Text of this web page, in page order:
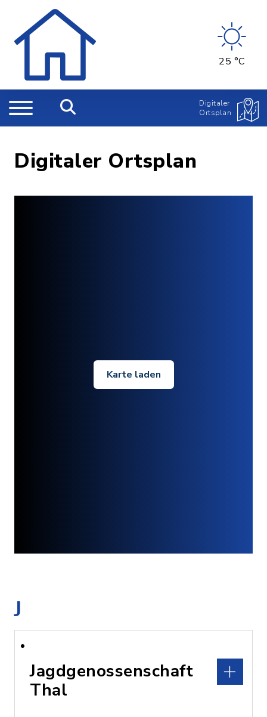
25 °C
Digitaler
Ortsplan
Digitaler Ortsplan
Karte laden
J
Jagdgenossenschaft
Thal